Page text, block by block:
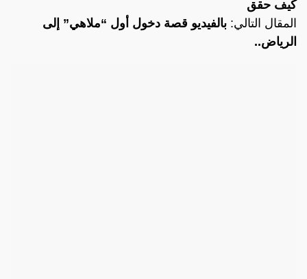
كيف حقق
المقال التالي: بالفيديو قصة دخول أول “ملاهي” إلى
الرياض..